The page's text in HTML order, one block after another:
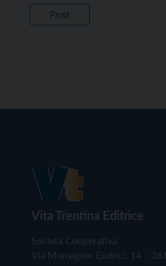
Vita Trentina Editrice
Società Cooperativa
Via Monsignor Endrici, 14 –